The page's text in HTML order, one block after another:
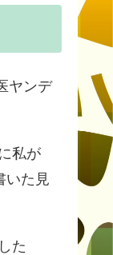
ヤンデ
私が
いた見
た